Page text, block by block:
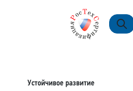
Устойчивое развитие